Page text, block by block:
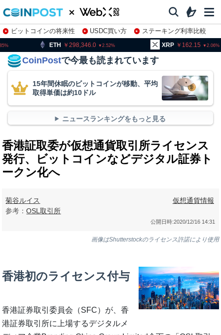
ビットコインの将来性 USDC買い方
ステーキング利率比較
株特集・関連銘柄
298,346.0 2.52 XRP BNB
CoinPostで今最も読まれています
15年間休眠のビットコインが移動、平均
取得単価は約10ドル
ニュースランキングをもっと見る
香港証取委が仮想通貨取引所ライセンス
発行、ビットコインなどデジタル証券ト
ークン化へ
菊谷ルイス
参考：OSL取引所
仮想通貨情報
公開日時:2020/12/16 14:31
画像はShutterstockのライセンス許諾により使用
香港初のライセンス付与
香港証券取引委員会（SFC）が、香
港証券取引所に上場するデジタルメ